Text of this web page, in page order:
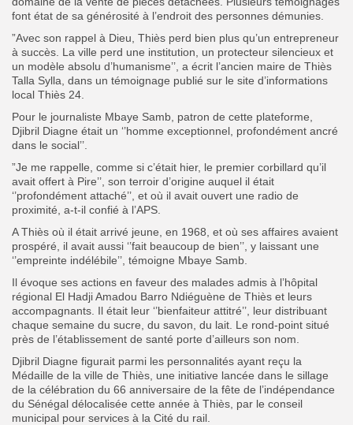
for: Button
FR
font état de sa générosité à l’endroit des personnes démunies.
”Avec son rappel à Dieu, Thiès perd bien plus qu’un entrepreneur
à succès. La ville perd une institution, un protecteur silencieux et
un modèle absolu d’humanisme’’, a écrit l’ancien maire de Thiès
Talla Sylla, dans un témoignage publié sur le site d’informations
local Thiès 24.
Pour le journaliste Mbaye Samb, patron de cette plateforme,
Djibril Diagne était un ‘’homme exceptionnel, profondément ancré
dans le social’’.
”Je me rappelle, comme si c’était hier, le premier corbillard qu’il
avait offert à Pire’’, son terroir d’origine auquel il était
‘’profondément attaché’’, et où il avait ouvert une radio de
proximité, a-t-il confié à l’APS.
A Thiès où il était arrivé jeune, en 1968, et où ses affaires avaient
prospéré, il avait aussi ‘’fait beaucoup de bien’’, y laissant une
‘’empreinte indélébile’’, témoigne Mbaye Samb.
Il évoque ses actions en faveur des malades admis à l’hôpital
régional El Hadji Amadou Barro Ndiéguène de Thiès et leurs
accompagnants. Il était leur ‘’bienfaiteur attitré’’, leur distribuant
chaque semaine du sucre, du savon, du lait. Le rond-point situé
près de l’établissement de santé porte d’ailleurs son nom.
Djibril Diagne figurait parmi les personnalités ayant reçu la
Médaille de la ville de Thiès, une initiative lancée dans le sillage
de la célébration du 66 anniversaire de la fête de l’indépendance
du Sénégal délocalisée cette année à Thiès, par le conseil
municipal pour services à la Cité du rail.